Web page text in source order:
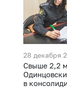
28 декабря
Свыше 2,2
в